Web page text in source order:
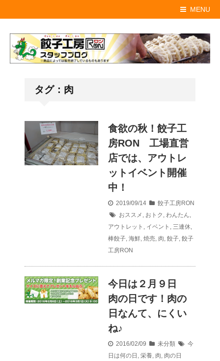
MENU
タグ：肉
食欲の秋！餃子工
房RON 工場直営
店では、アウトレ
ットイベント開催
中！
2019/09/14
餃子工房RON
おススメ
おトク わんたん
アウトレット
イベント 三連休
棒餃子 海鮮 焼売 肉 餃子 餃子
工房RON
今日は２月９日
肉の日です！肉の
日なんて、にくい
ね♪
2016/02/09 未分類
今
日は何の日 栄養 肉 肉の日